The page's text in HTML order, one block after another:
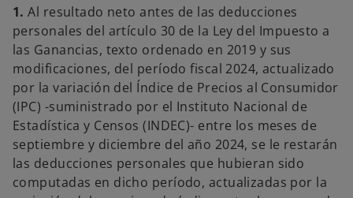
1. Al resultado neto antes de las deducciones
personales del artículo 30 de la Ley del Impuesto a
las Ganancias, texto ordenado en 2019 y sus
modificaciones, del período fiscal 2024, actualizado
por la variación del Índice de Precios al Consumidor
(IPC) -suministrado por el Instituto Nacional de
Estadística y Censos (INDEC)- entre los meses de
septiembre y diciembre del año 2024, se le restarán
las deducciones personales que hubieran sido
computadas en dicho período, actualizadas por la